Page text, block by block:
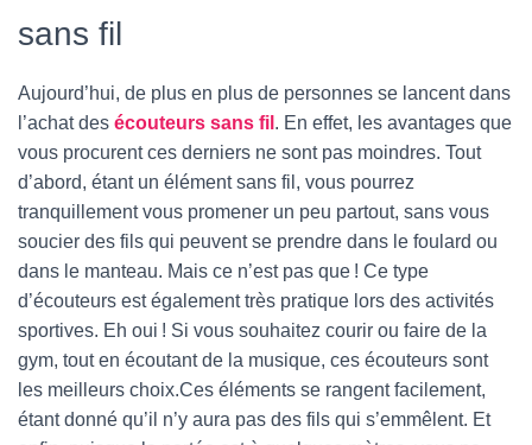
sans fil
Aujourd’hui, de plus en plus de personnes se lancent dans
l’achat des écouteurs sans fil . En effet, les avantages que
vous procurent ces derniers ne sont pas moindres. Tout
d’abord, étant un élément sans fil, vous pourrez
tranquillement vous promener un peu partout, sans vous
soucier des fils qui peuvent se prendre dans le foulard ou
dans le manteau. Mais ce n’est pas que ! Ce type
d’écouteurs est également très pratique lors des activités
sportives. Eh oui ! Si vous souhaitez courir ou faire de la
gym, tout en écoutant de la musique, ces écouteurs sont
les meilleurs choix.Ces éléments se rangent facilement,
étant donné qu’il n’y aura pas des fils qui s’emmêlent. Et